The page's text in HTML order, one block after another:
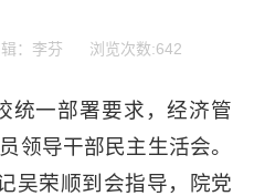
：李芬 浏览次数:642
统一部署要求，经济管
领导干部民主生活会。
吴荣顺到会指导，院党